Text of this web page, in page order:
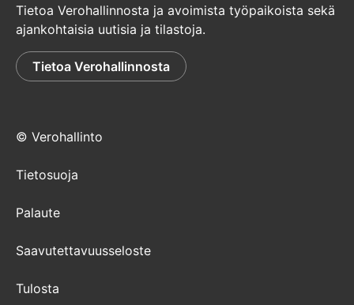
Tietoa Verohallinnosta ja avoimista työpaikoista sekä
ajankohtaisia uutisia ja tilastoja.
Tietoa Verohallinnosta
© Verohallinto
Tietosuoja
Palaute
Saavutettavuusseloste
Tulosta